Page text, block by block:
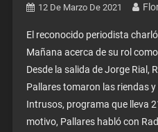
12 De Marzo De 2021
El reconocido periodista
Mañana acerca de su rol
Desde la salida de Jorge Rial,
Pallares tomaron las riendas
Intrusos, programa que lleva
motivo, Pallares habló con